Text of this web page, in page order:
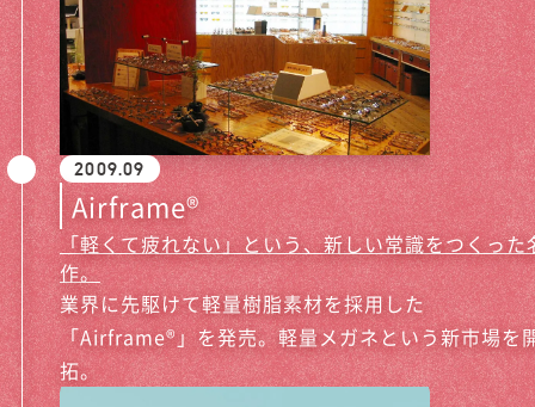
2009.09
Airframe®
「軽くて疲れない」という、新しい常識をつくった
作。
業界に先駆けて軽量樹脂素材を採用した
「Airframe®」を発売。軽量メガネという新市場を
拓。